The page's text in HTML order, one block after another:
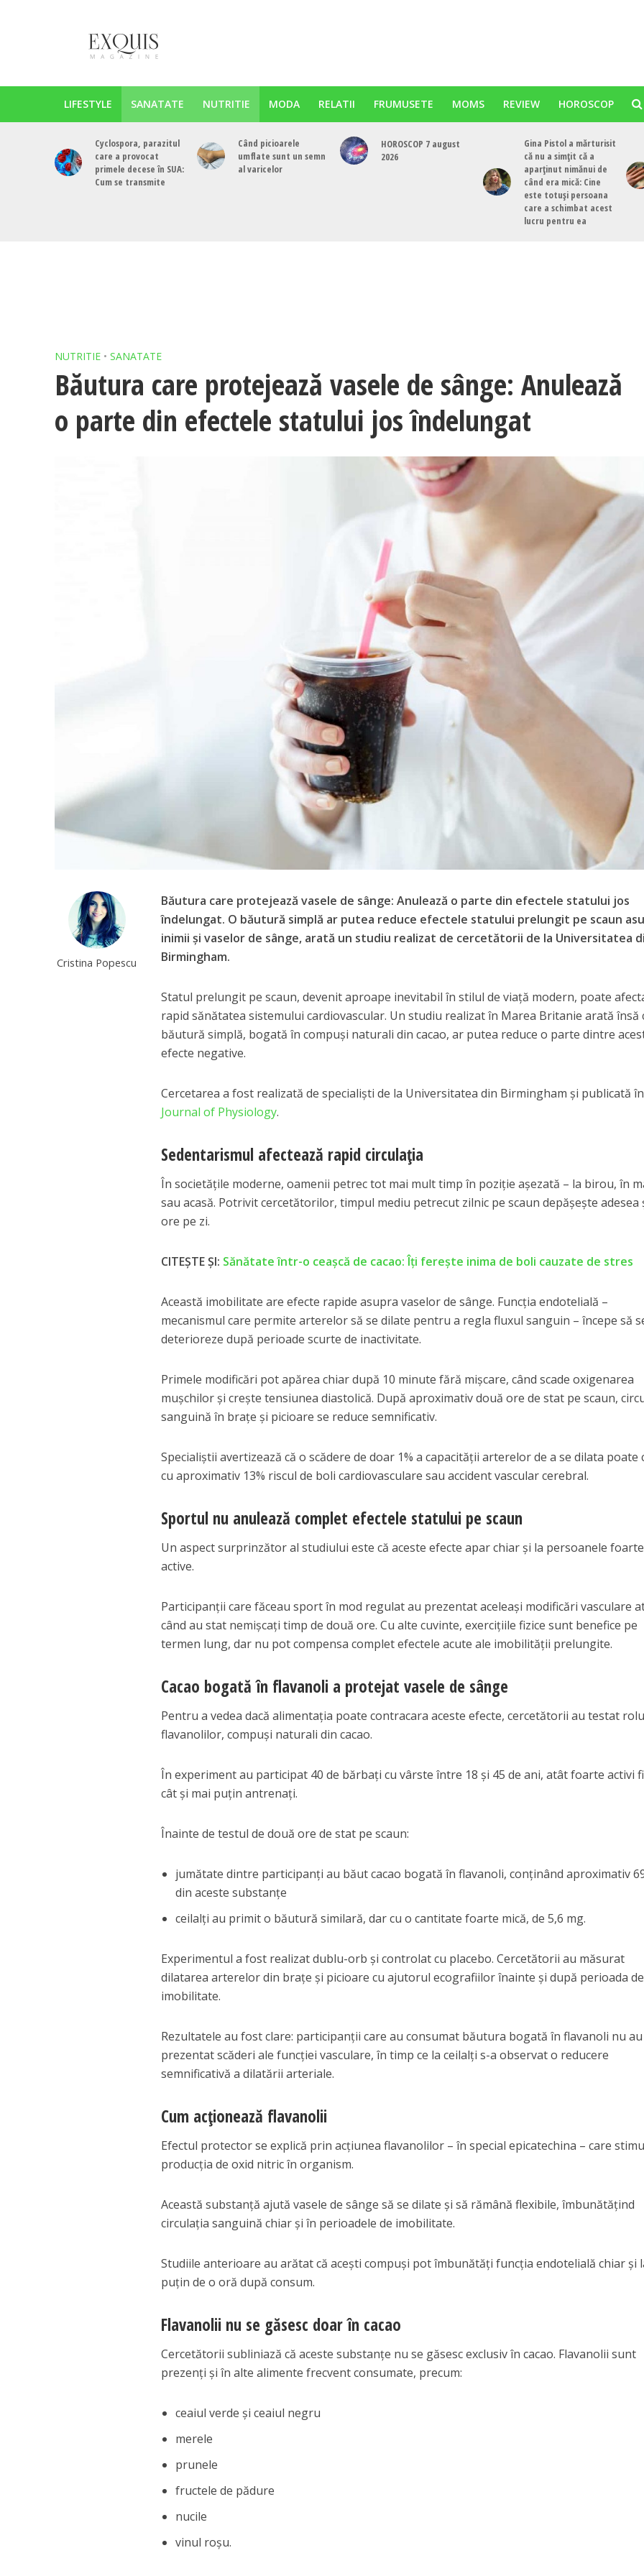
LIFESTYLE SANATATE NUTRITIE MODA RELATII FRUMUSETE MOMS REVIEW HOROSCOP
Cyclospora, parazitul
care a provocat
primele decese în SUA:
Cum se transmite
Când picioarele
umflate sunt un semn
al varicelor
HOROSCOP 7 august
2026
Gina Pistol a mărturisit
că nu a simțit că a
aparținut nimănui de
când era mică: Cine
este totuși persoana
care a schimbat acest
lucru pentru ea
NUTRITIE • SANATATE
Băutura care protejează vasele de sânge: Anulează
o parte din efectele statului jos îndelungat
Cristina Popescu
Băutura care protejează vasele de sânge: Anulează o parte din efectele statului jos
îndelungat. O băutură simplă ar putea reduce efectele statului prelungit pe scaun
inimii și vaselor de sânge, arată un studiu realizat de cercetătorii de la Universitatea
Birmingham.
Statul prelungit pe scaun, devenit aproape inevitabil în stilul de viață modern, poate
rapid sănătatea sistemului cardiovascular. Un studiu realizat în Marea Britanie arată însă
băutură simplă, bogată în compuși naturali din cacao, ar putea reduce o parte dintre
efecte negative.
Cercetarea a fost realizată de specialiști de la Universitatea din Birmingham și publicată în
Journal of Physiology.
Sedentarismul afectează rapid circulația
În societățile moderne, oamenii petrec tot mai mult timp în poziție așezată – la birou, în
sau acasă. Potrivit cercetătorilor, timpul mediu petrecut zilnic pe scaun depășește adesea
ore pe zi.
CITEȘTE ȘI: Sănătate într-o ceașcă de cacao: Îți ferește inima de boli cauzate de stres
Această imobilitate are efecte rapide asupra vaselor de sânge. Funcția endotelială –
mecanismul care permite arterelor să se dilate pentru a regla fluxul sanguin – începe să
deterioreze după perioade scurte de inactivitate.
Primele modificări pot apărea chiar după 10 minute fără mișcare, când scade oxigenarea
mușchilor și crește tensiunea diastolică. După aproximativ două ore de stat pe scaun,
sanguină în brațe și picioare se reduce semnificativ.
Specialiștii avertizează că o scădere de doar 1% a capacității arterelor de a se dilata poate
cu aproximativ 13% riscul de boli cardiovasculare sau accident vascular cerebral.
Sportul nu anulează complet efectele statului pe scaun
Un aspect surprinzător al studiului este că aceste efecte apar chiar și la persoanele foarte
active.
Participanții care făceau sport în mod regulat au prezentat aceleași modificări vasculare
când au stat nemișcați timp de două ore. Cu alte cuvinte, exercițiile fizice sunt benefice pe
termen lung, dar nu pot compensa complet efectele acute ale imobilității prelungite.
Cacao bogată în flavanoli a protejat vasele de sânge
Pentru a vedea dacă alimentația poate contracara aceste efecte, cercetătorii au testat
flavanolilor, compuși naturali din cacao.
În experiment au participat 40 de bărbați cu vârste între 18 și 45 de ani, atât foarte activi
cât și mai puțin antrenați.
Înainte de testul de două ore de stat pe scaun:
jumătate dintre participanți au băut cacao bogată în flavanoli, conținând aproximativ
din aceste substanțe
ceilalți au primit o băutură similară, dar cu o cantitate foarte mică, de 5,6 mg.
Experimentul a fost realizat dublu-orb și controlat cu placebo. Cercetătorii au măsurat
dilatarea arterelor din brațe și picioare cu ajutorul ecografiilor înainte și după perioada de
imobilitate.
Rezultatele au fost clare: participanții care au consumat băutura bogată în flavanoli nu au
prezentat scăderi ale funcției vasculare, în timp ce la ceilalți s-a observat o reducere
semnificativă a dilatării arteriale.
Cum acționează flavanolii
Efectul protector se explică prin acțiunea flavanolilor – în special epicatechina – care
producția de oxid nitric în organism.
Această substanță ajută vasele de sânge să se dilate și să rămână flexibile, îmbunătățind
circulația sanguină chiar și în perioadele de imobilitate.
Studiile anterioare au arătat că acești compuși pot îmbunătăți funcția endotelială chiar și
puțin de o oră după consum.
Flavanolii nu se găsesc doar în cacao
Cercetătorii subliniază că aceste substanțe nu se găsesc exclusiv în cacao. Flavanolii sunt
prezenți și în alte alimente frecvent consumate, precum:
ceaiul verde și ceaiul negru
merele
prunele
fructele de pădure
nucile
vinul roșu.